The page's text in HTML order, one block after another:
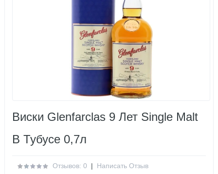
Виски Glenfarclas 9 Лет Single Malt
В Тубусе 0,7л
Отзывов: 0 | Написать Отзыв